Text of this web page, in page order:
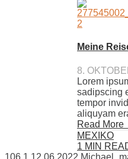
Meine
8.
Lorem
sadipscing
tempor
aliquyam
Read More
MEXIKO
1 MIN
106.1 12.06.2022